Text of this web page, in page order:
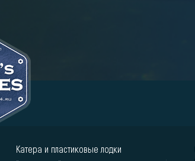
Катера и пластиковые лодки